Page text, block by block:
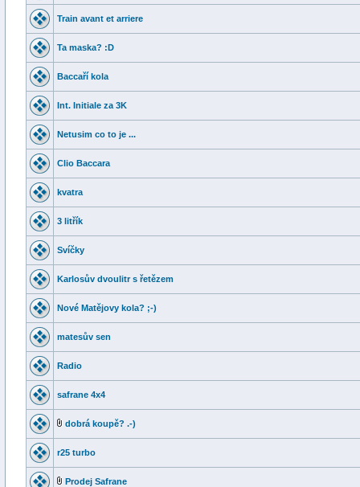
Train avant et arriere
Ta maska? :D
Baccaří kola
Int. Initiale za 3K
Netusim co to je ...
Clio Baccara
kvatra
3 litřík
Svíčky
Karlosův dvoulitr s řetězem
Nové Matějovy kola? ;-)
matesův sen
Radio
safrane 4x4
dobrá koupě? .-)
r25 turbo
Prodej Safrane